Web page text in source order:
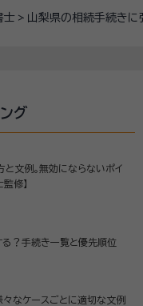
士 山梨県の相続手続き
グ
文例。無効にならないポイ
修】
る？手続き一覧と優先順位
なケースごとに適切な文例